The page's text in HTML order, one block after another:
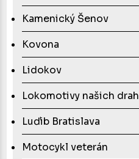
Kamenický Šenov
Kovona
Lidokov
Lokomotivy našich drah
Luďib Bratislava
Motocykl veterán